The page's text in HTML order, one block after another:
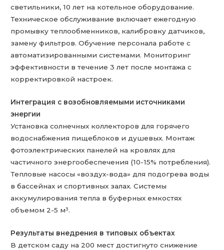
светильники, 10 лет на котельное оборудование.
Техническое обслуживание включает ежегодную
промывку теплообменников, калибровку датчиков,
замену фильтров. Обучение персонала работе с
автоматизированными системами. Мониторинг
эффективности в течение 3 лет после монтажа с
корректировкой настроек.
Интеграция с возобновляемыми источниками
энергии
Установка солнечных коллекторов для горячего
водоснабжения пищеблоков и душевых. Монтаж
фотоэлектрических панелей на кровлях для
частичного энергообеспечения (10-15% потребления).
Тепловые насосы «воздух-вода» для подогрева воды
в бассейнах и спортивных залах. Системы
аккумулирования тепла в буферных емкостях
объемом 2-5 м³.
Результаты внедрения в типовых объектах
В детском саду на 200 мест достигнуто снижение